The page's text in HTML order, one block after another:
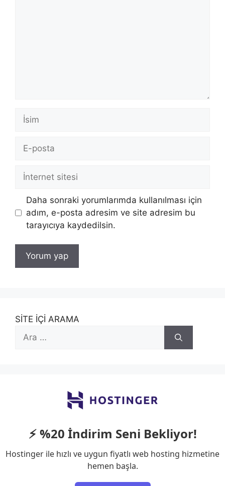
İsim
posta
İnternet
sitesi
Daha sonraki yorumlarımda kullanılması için
adım, e-posta adresim ve site adresim bu
tarayıcıya kaydedilsin.
SİTE İÇİ ARAMA
için
⚡ %20 İndirim Seni Bekliyor!
Hostinger ile hızlı ve uygun fiyatlı web hosting hizmetine
hemen başla.